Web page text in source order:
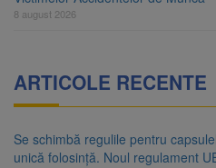
8 august 2026
ARTICOLE RECENTE
Se schimbă regulile pentru
unică folosință. Noul regulament